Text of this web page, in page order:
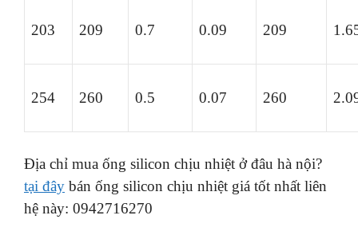
203 209 0.7 0.09 209
254 260 0.5 0.07 260
Địa chỉ mua ống silicon chịu nhiệt ở đâu hà nội?
tại đây bán ống silicon chịu nhiệt giá tốt nhất liên
hệ này: 0942716270